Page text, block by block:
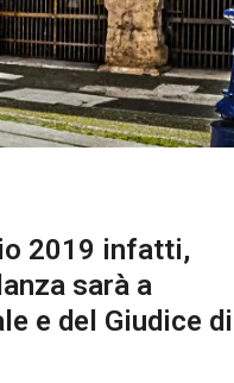
2019 infatti,
sarà a
e del Giudice di